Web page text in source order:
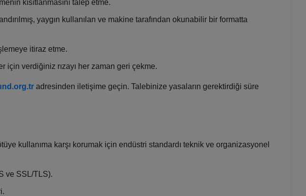
kısıtlanmasını talep etme.
yaygın kullanılan ve makine tarafından okunabilir bir formatta
itiraz etme.
için verdiğiniz rızayı her zaman geri çekme.
adresinden iletişime geçin. Talebinize yasaların gerektirdiği süre
kullanıma karşı korumak için endüstri standardı teknik ve organizasyonel
ve SSL/TLS).